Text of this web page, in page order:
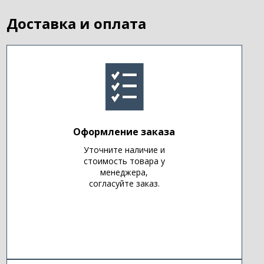
Доставка и оплата
Оформление заказа
Уточните наличие и
стоимость товара у
менеджера,
согласуйте заказ.